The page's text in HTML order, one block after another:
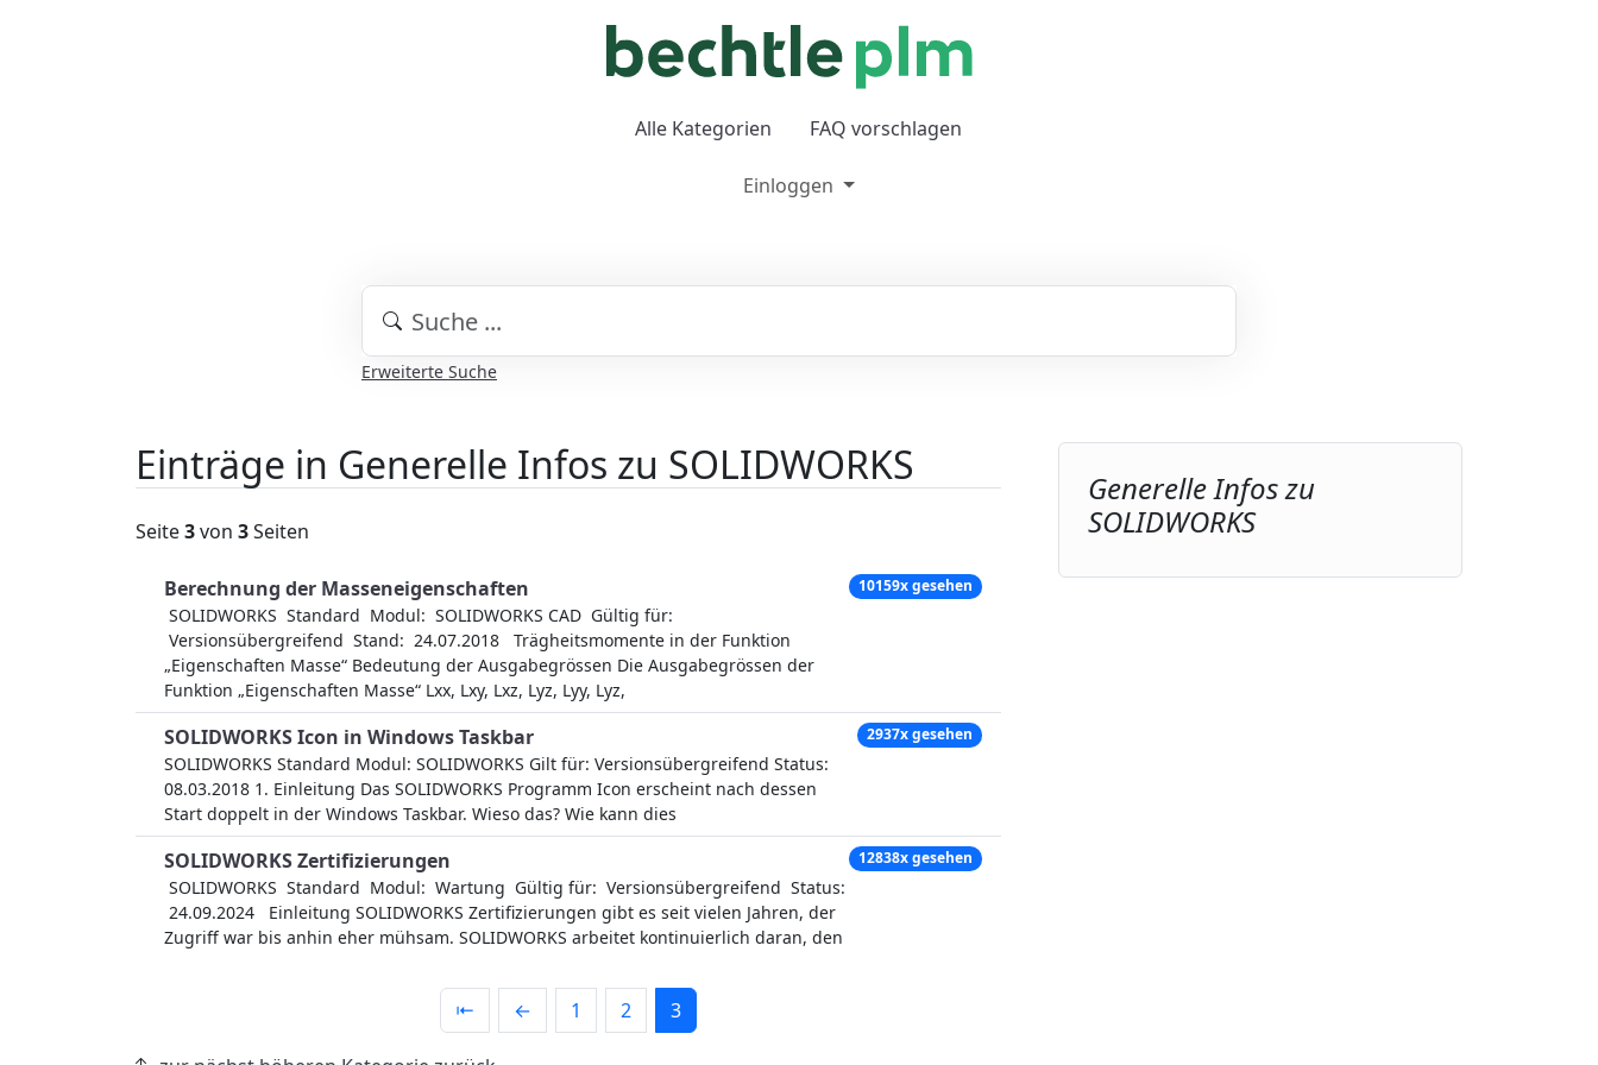
Alle Kategorien FAQ vorschlagen
Einloggen
Erweiterte Suche
Einträge in Generelle Infos zu SOLIDWORKS
Seite3von 3Seiten
Berechnung der Masseneigenschaften
SOLIDWORKS Standard Modul: SOLIDWORKS CAD Gültig für:
Versionsübergreifend Stand: 24.07.2018 Trägheitsmomente in der Funktion
„Eigenschaften Masse“ Bedeutung der Ausgabegrössen Die Ausgabegrössen der
Funktion „Eigenschaften Masse“ Lxx, Lxy, Lxz, Lyz, Lyy, Lyz,
10159x gesehen
SOLIDWORKS Icon in Windows Taskbar
SOLIDWORKS Standard Modul: SOLIDWORKS Gilt für: Versionsübergreifend Status:
08.03.2018 1. Einleitung Das SOLIDWORKS Programm Icon erscheint nach dessen
Start doppelt in der Windows Taskbar. Wieso das? Wie kann dies
2937x gesehen
SOLIDWORKS Zertifizierungen
SOLIDWORKS Standard Modul: Wartung Gültig für: Versionsübergreifend Status:
24.09.2024 Einleitung SOLIDWORKS Zertifizierungen gibt es seit vielen Jahren, der
Zugriff war bis anhin eher mühsam. SOLIDWORKS arbeitet kontinuierlich daran, den
12838x gesehen
⇤ ← 1 2 3
Generelle Infos zu
SOLIDWORKS